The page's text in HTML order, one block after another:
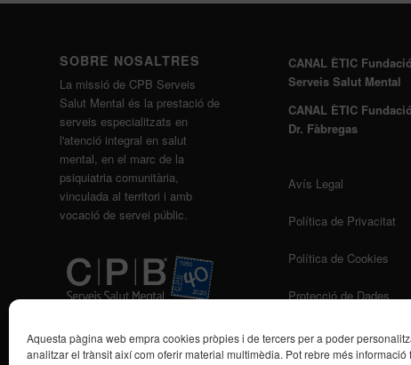
Aquesta pàgina web empra cookies pròpies i de tercers per a poder
analitzar el trànsit així com oferir material multimèdia. Pot rebre més informació
SOBRE NOSALTRES
La missió de CPB Serveis
Salut Mental és la prestació de
serveis especialitzats en
l'atenció integral en salut
mental, en el marc de la
psiquiatria comunitària,
vinculada al territori i amb
vocació de servei públic.
CANAL ÈTIC
Serveis Salut Mental
CANAL ÈTIC
Dr. Fàbregas
Avís Legal
Política de Privacitat
Política de Cookies
Protecció de Dades